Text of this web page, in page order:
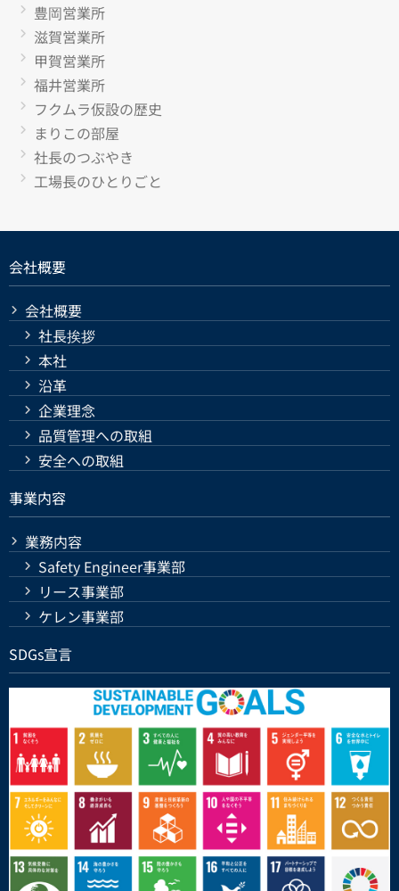
豊岡営業所
滋賀営業所
甲賀営業所
福井営業所
フクムラ仮設の歴史
まりこの部屋
社長のつぶやき
工場長のひとりごと
会社概要
会社概要
社長挨拶
本社
沿革
企業理念
品質管理への取組
安全への取組
事業内容
業務内容
Safety Engineer事業部
リース事業部
ケレン事業部
SDGs宣言